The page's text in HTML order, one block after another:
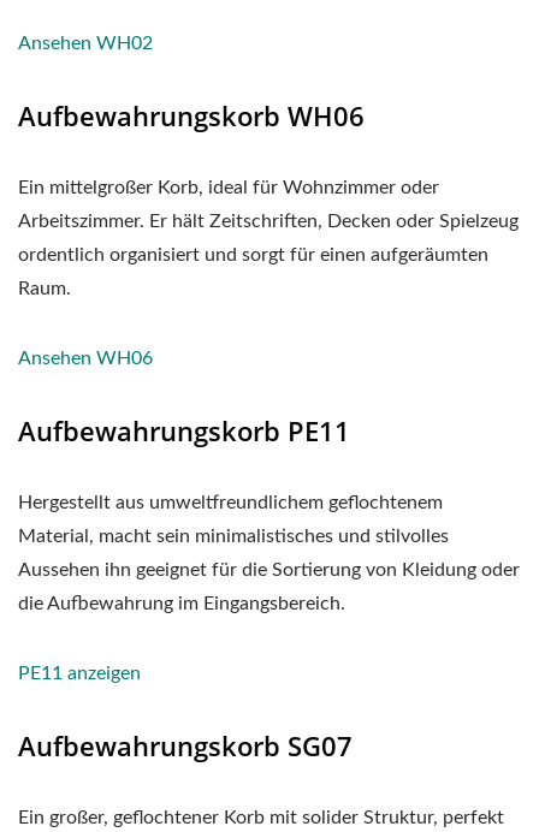
Ansehen WH02
Aufbewahrungskorb WH06
Ein mittelgroßer Korb, ideal für Wohnzimmer oder
Arbeitszimmer. Er hält Zeitschriften, Decken oder Spielzeug
ordentlich organisiert und sorgt für einen aufgeräumten
Raum.
Ansehen WH06
Aufbewahrungskorb PE11
Hergestellt aus umweltfreundlichem geflochtenem
Material, macht sein minimalistisches und stilvolles
Aussehen ihn geeignet für die Sortierung von Kleidung oder
die Aufbewahrung im Eingangsbereich.
PE11 anzeigen
Aufbewahrungskorb SG07
Ein großer, geflochtener Korb mit solider Struktur, perfekt